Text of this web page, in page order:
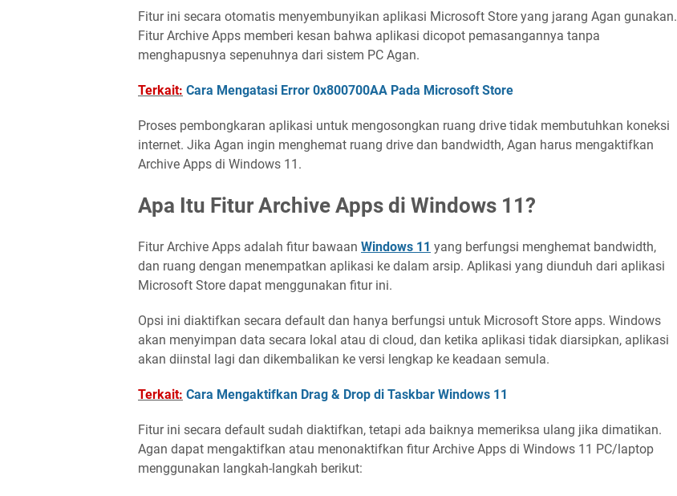
Fitur ini secara otomatis menyembunyikan aplikasi Microsoft Store yang jarang Agan gunakan.
Fitur Archive Apps memberi kesan bahwa aplikasi dicopot pemasangannya tanpa
menghapusnya sepenuhnya dari sistem PC Agan.
Terkait: Cara Mengatasi Error 0x800700AA Pada Microsoft Store
Proses pembongkaran aplikasi untuk mengosongkan ruang drive tidak membutuhkan koneksi
internet. Jika Agan ingin menghemat ruang drive dan bandwidth, Agan harus mengaktifkan
Archive Apps di Windows 11.
Apa Itu Fitur Archive Apps di Windows 11?
Fitur Archive Apps adalah fitur bawaan Windows 11 yang berfungsi menghemat bandwidth,
dan ruang dengan menempatkan aplikasi ke dalam arsip. Aplikasi yang diunduh dari aplikasi
Microsoft Store dapat menggunakan fitur ini.
Opsi ini diaktifkan secara default dan hanya berfungsi untuk Microsoft Store apps. Windows
akan menyimpan data secara lokal atau di cloud, dan ketika aplikasi tidak diarsipkan, aplikasi
akan diinstal lagi dan dikembalikan ke versi lengkap ke keadaan semula.
Terkait: Cara Mengaktifkan Drag & Drop di Taskbar Windows 11
Fitur ini secara default sudah diaktifkan, tetapi ada baiknya memeriksa ulang jika dimatikan.
Agan dapat mengaktifkan atau menonaktifkan fitur Archive Apps di Windows 11 PC/laptop
menggunakan langkah-langkah berikut: